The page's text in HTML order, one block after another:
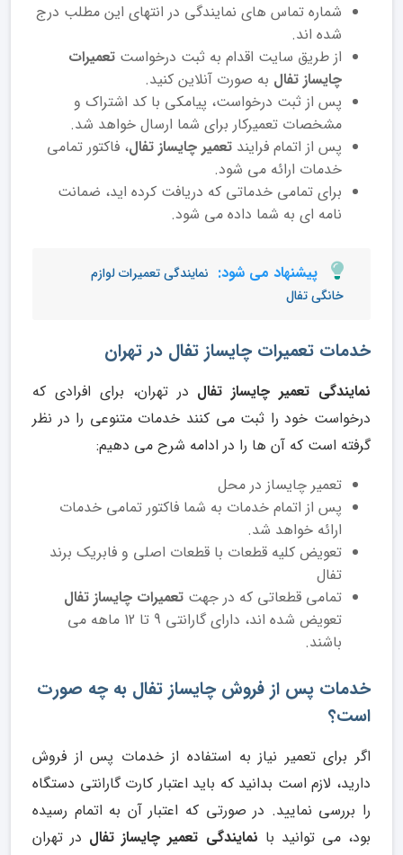
شماره تماس های نمایندگی در انتهای این مطلب درج
شده اند.
از طریق سایت اقدام به ثبت درخواست تعمیرات
چایساز تفال به صورت آنلاین کنید.
پس از ثبت درخواست، پیامکی با کد اشتراک و
مشخصات تعمیرکار برای شما ارسال خواهد شد.
پس از اتمام فرایند تعمیر چایساز تفال، فاکتور تمامی
خدمات ارائه می شود.
برای تمامی خدماتی که دریافت کرده اید، ضمانت
نامه ای به شما داده می شود.
پیشنهاد می شود: نمایندگی تعمیرات لوازم
خانگی تفال
خدمات تعمیرات چایساز تفال در تهران
نمایندگی تعمیر چایساز تفال در تهران، برای افرادی که
درخواست خود را ثبت می کنند خدمات متنوعی را در نظر
گرفته است که آن ها را در ادامه شرح می دهیم:
تعمیر چایساز در محل
پس از اتمام خدمات به شما فاکتور تمامی خدمات
ارائه خواهد شد.
تعویض کلیه قطعات با قطعات اصلی و فابریک برند
تفال
تمامی قطعاتی که در جهت تعمیرات چایساز تفال
تعویض شده اند، دارای گارانتی 9 تا 12 ماهه می
باشند.
خدمات پس از فروش چایساز تفال به چه صورت
است؟
اگر برای تعمیر نیاز به استفاده از خدمات پس از فروش
دارید، لازم است بدانید که باید اعتبار کارت گارانتی دستگاه
را بررسی نمایید. در صورتی که اعتبار آن به اتمام رسیده
بود، می توانید با نمایندگی تعمیر چایساز تفال در تهران